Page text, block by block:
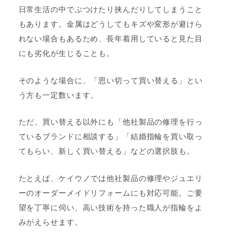
日常生活の中でぶつけたり挟んだりしてしまうこと
もあります。金属はどうしてもキズや変形が避けら
れない場合もあるため、長年着用していると見た目
にも劣化が生じることも。
そのような場合に、「思い切って買い替える」とい
う方も一定数います。
ただ、買い替える以外にも「他社製品の修理を行っ
ているブランドに相談する」「結婚指輪を買い取っ
てもらい、新しく買い替える」などの選択肢も。
たとえば、ケイウノでは他社製品の修理やジュエリ
ーのオーダーメイドリフォームにも対応可能。ご要
望を丁寧に伺い、高い技術を持った職人が指輪をよ
みがえらせます。